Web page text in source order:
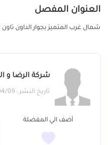
العنوان المفصل
شمال غرب المتميز بجوار الداون تاون
شركة الرضا و
تاريخ النشر : 2025/04/09
أضف الي المفضلة